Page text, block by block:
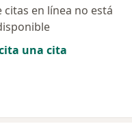
citas en línea no está
una cita